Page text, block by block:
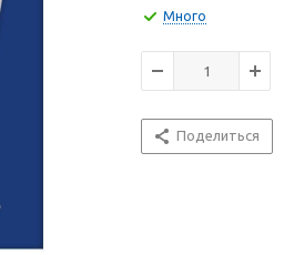
Много
Поделиться